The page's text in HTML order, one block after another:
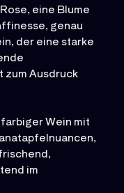
eine Blume
genau
der eine starke
zum Ausdruck
Wein mit
im